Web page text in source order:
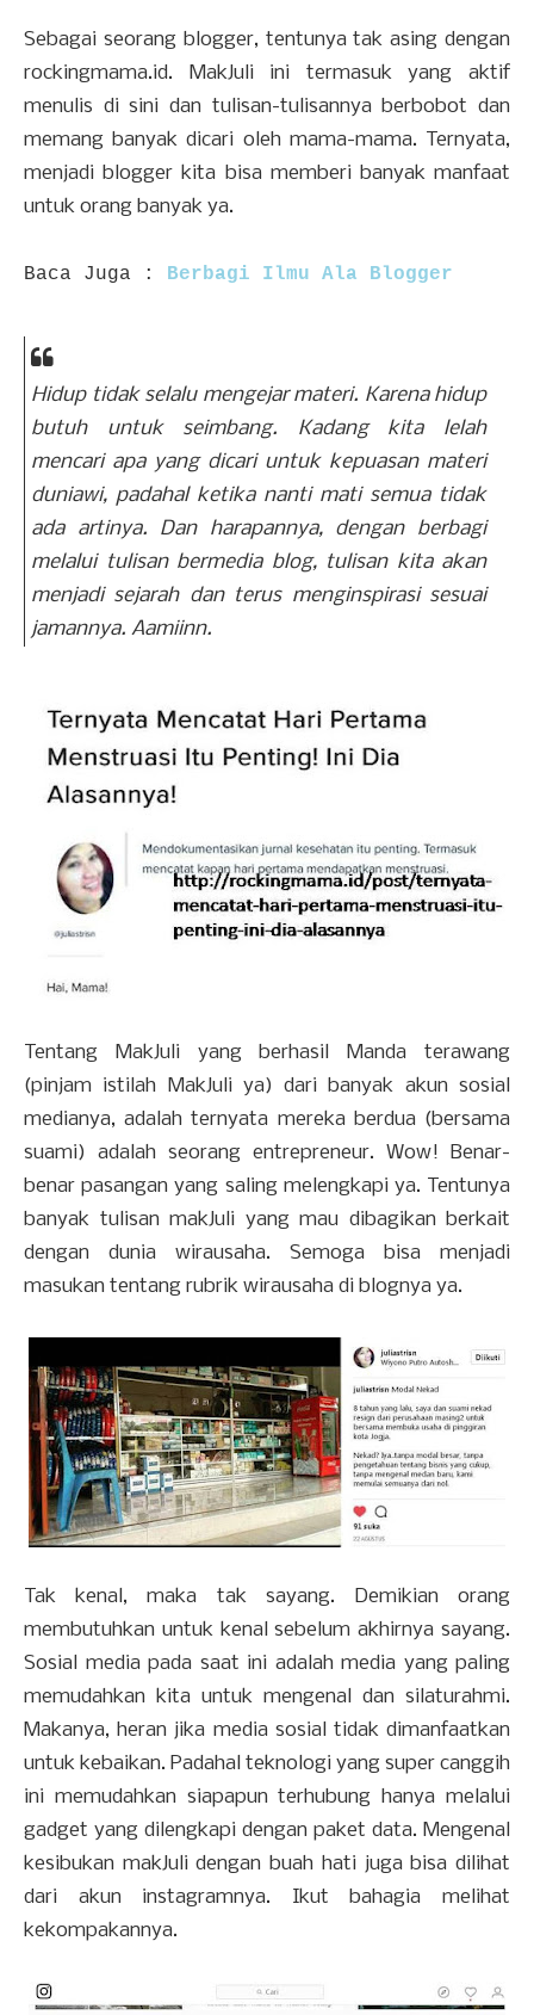
Sebagai seorang blogger, tentunya tak asing dengan
rockingmama.id. MakJuli ini termasuk yang aktif
menulis di sini dan tulisan-tulisannya berbobot dan
memang banyak dicari oleh mama-mama. Ternyata,
menjadi blogger kita bisa memberi banyak manfaat
untuk orang banyak ya.
Baca Juga : Berbagi Ilmu Ala Blogger
Hidup tidak selalu mengejar materi. Karena hidup
butuh untuk seimbang. Kadang kita lelah
mencari apa yang dicari untuk kepuasan materi
duniawi, padahal ketika nanti mati semua tidak
ada artinya. Dan harapannya, dengan berbagi
melalui tulisan bermedia blog, tulisan kita akan
menjadi sejarah dan terus menginspirasi sesuai
jamannya. Aamiinn.
Tentang MakJuli yang berhasil Manda terawang
(pinjam istilah MakJuli ya) dari banyak akun sosial
medianya, adalah ternyata mereka berdua (bersama
suami) adalah seorang entrepreneur. Wow! Benar-
benar pasangan yang saling melengkapi ya. Tentunya
banyak tulisan makJuli yang mau dibagikan berkait
dengan dunia wirausaha. Semoga bisa menjadi
masukan tentang rubrik wirausaha di blognya ya.
Tak kenal, maka tak sayang. Demikian orang
membutuhkan untuk kenal sebelum akhirnya sayang.
Sosial media pada saat ini adalah media yang paling
memudahkan kita untuk mengenal dan silaturahmi.
Makanya, heran jika media sosial tidak dimanfaatkan
untuk kebaikan. Padahal teknologi yang super canggih
ini memudahkan siapapun terhubung hanya melalui
gadget yang dilengkapi dengan paket data. Mengenal
kesibukan makJuli dengan buah hati juga bisa dilihat
dari akun instagramnya. Ikut bahagia melihat
kekompakannya.